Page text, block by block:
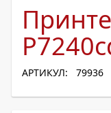
АРТИКУЛ: 79936